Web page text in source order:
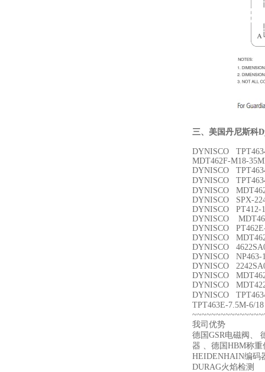
三、 美国丹尼斯科
DYNISCO
MDT462F-M18-
DYNISCO
DYNISCO
DYNISCO
DYNISCO SPX-
DYNISCO PT412-
DYNISCO
DYNISCO
DYNISCO
DYNISCO
DYNISCO NP463-
DYNISCO
DYNISCO
DYNISCO
DYNISCO
TPT463E-7.5M-6/18
我司优势
德国GSR电磁阀、
器 、德国HBM称
HEIDENHAIN编码
DURAG火焰检测